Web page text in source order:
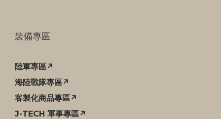
裝備專區
陸軍專區↗
海陸戰隊專區↗
客製化商品專區↗
J-TECH 軍事專區↗